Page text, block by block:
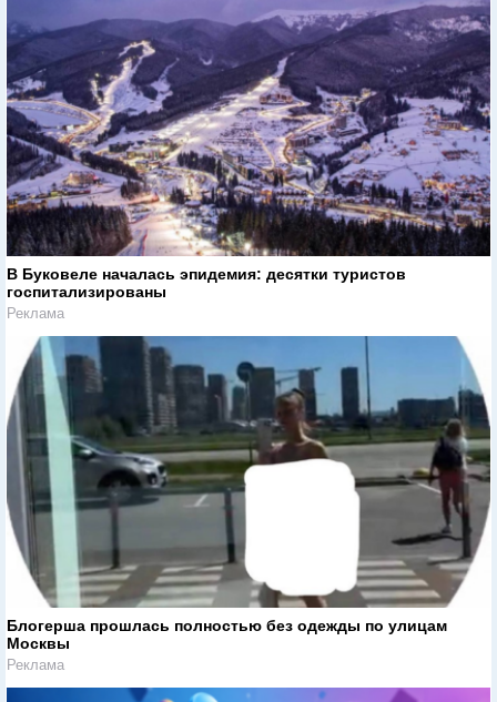
В Буковеле началась эпидемия: десятки туристов
госпитализированы
Реклама
Блогерша прошлась полностью без одежды по улицам
Москвы
Реклама